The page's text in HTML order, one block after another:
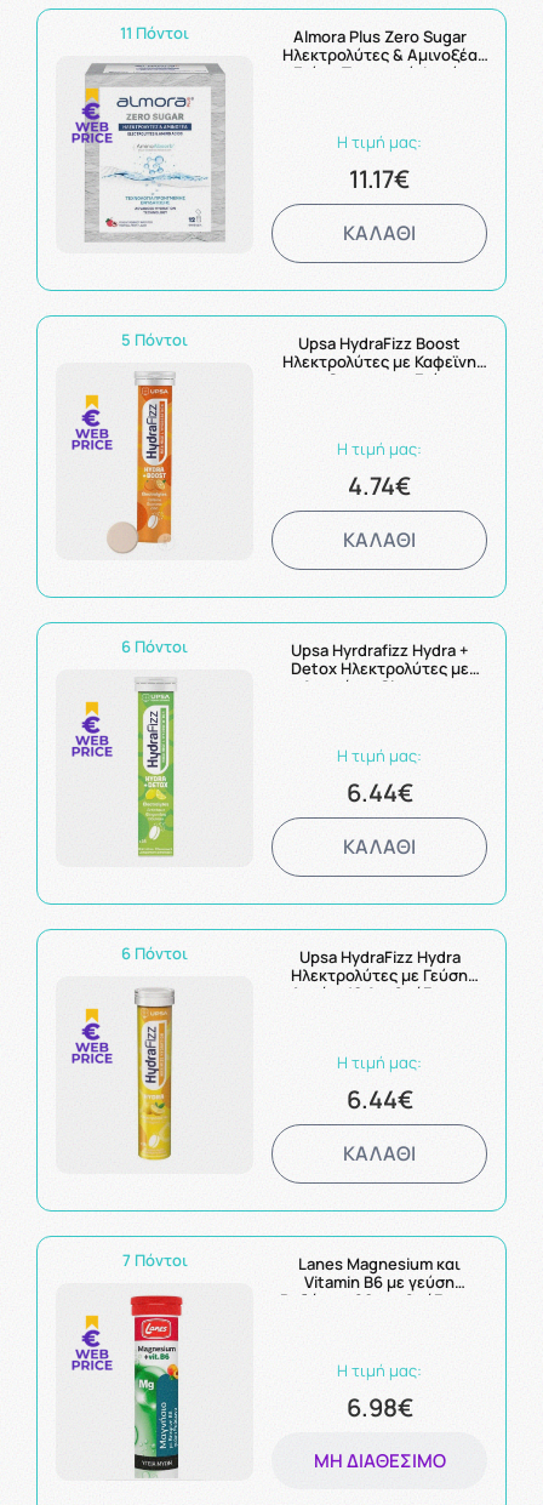
11 Πόντοι
Almora Plus Zero Sugar
Ηλεκτρολύτες & Αμινοξέα
σε Γεύση Τροπικού Φρούτου
Η τιμή μας:
11.17€
ΚΑΛΑΘΙ
5 Πόντοι
Upsa HydraFizz Boost
Ηλεκτρολύτες με Καφεϊνη
και Guarana με Γεύση
Η τιμή μας:
4.74€
ΚΑΛΑΘΙ
6 Πόντοι
Upsa Hyrdrafizz Hydra +
Detox Ηλεκτρολύτες με
Αγκινάρα, Ginger και
Η τιμή μας:
6.44€
ΚΑΛΑΘΙ
6 Πόντοι
Upsa HydraFizz Hydra
Ηλεκτρολύτες με Γεύση
Λεμόνι 16 Αναβράζοντα
Η τιμή μας:
6.44€
ΚΑΛΑΘΙ
7 Πόντοι
Lanes Magnesium και
Vitamin B6 με γεύση
Ροδάκινο 20 αναβράζοντα
Η τιμή μας:
6.98€
ΜΗ ΔΙΑΘΈΣΙΜΟ